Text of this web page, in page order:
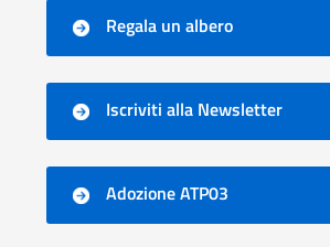
Regala un albero
Iscriviti alla Newsletter
Adozione ATP03